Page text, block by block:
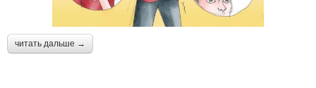
читать дальше →